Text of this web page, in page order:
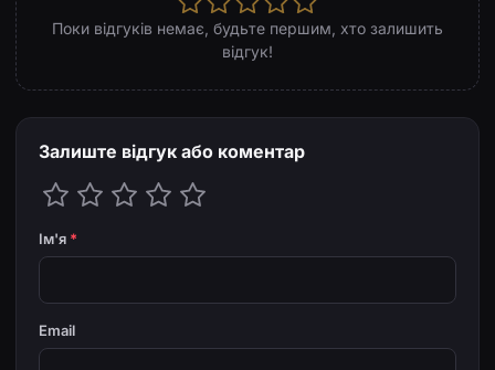
Поки відгуків немає, будьте першим, хто залишить
відгук!
Залиште відгук або коментар
Ім'я *
Email